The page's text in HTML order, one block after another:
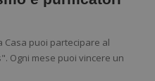
Casa puoi partecipare al
Ogni mese puoi vincere un